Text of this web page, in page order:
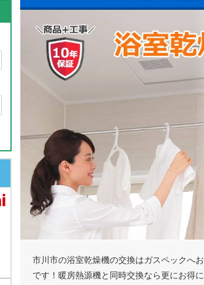
市川市の浴室乾燥機の交換はガスペックへ
です！暖房熱源機と同時交換なら更にお得